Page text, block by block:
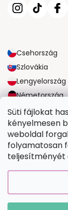
Süti fájlokat
kényelmesen
weboldal
folyamatosan
teljesítményét
Csehország
Szlovákia
Lengyelország
Németország
Nagy-Britannia
MEGBÍZHATÓ
BIZTONSÁGOS